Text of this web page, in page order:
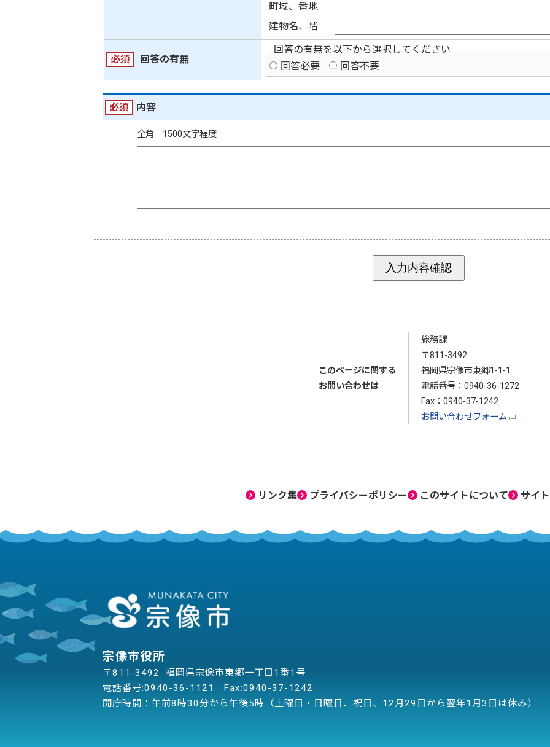
町域、番地
建物名、階
必須 回答の有無
回答の有無を以下から選択してください
回答必要
回答不要
必須 内容
全角 1500文字程度
このページに関する
お問い合わせは
総務課
〒811-3492
福岡県宗像市東郷1-1-1
電話番号： 0940-36-1272
Fax：0940-37-1242
お問い合わせフォーム
リンク集 プライバシーポリシー このサイトについて サイ
宗像市役所
〒811-3492 福岡県宗像市東郷一丁目1番1号
電話番号:0940-36-1121
Fax:0940-37-1242
開庁時間：午前8時30分から午後5時（土曜日・日曜日、祝日、12月29日から翌年1月3日は休み）